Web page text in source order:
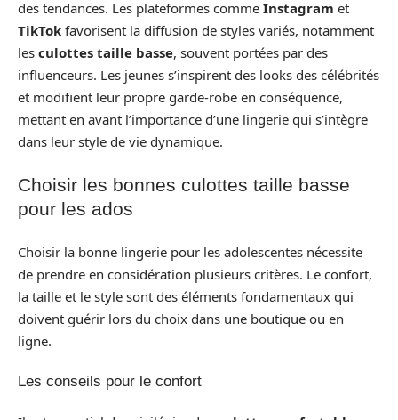
des tendances. Les plateformes comme Instagram et
TikTok favorisent la diffusion de styles variés, notamment
les culottes taille basse, souvent portées par des
influenceurs. Les jeunes s’inspirent des looks des célébrités
et modifient leur propre garde-robe en conséquence,
mettant en avant l’importance d’une lingerie qui s’intègre
dans leur style de vie dynamique.
Choisir les bonnes culottes taille basse
pour les ados
Choisir la bonne lingerie pour les adolescentes nécessite
de prendre en considération plusieurs critères. Le confort,
la taille et le style sont des éléments fondamentaux qui
doivent guérir lors du choix dans une boutique ou en
ligne.
Les conseils pour le confort